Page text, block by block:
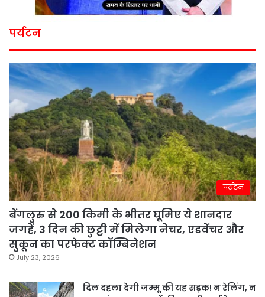
पर्यटन
पर्यटन
बेंगलुरु से 200 किमी के भीतर घूमिए ये शानदार
जगहें, 3 दिन की छुट्टी में मिलेगा नेचर, एडवेंचर और
सुकून का परफेक्ट कॉम्बिनेशन
July 23, 2026
दिल दहला देगी जम्मू की यह सड़क! न रेलिंग, न